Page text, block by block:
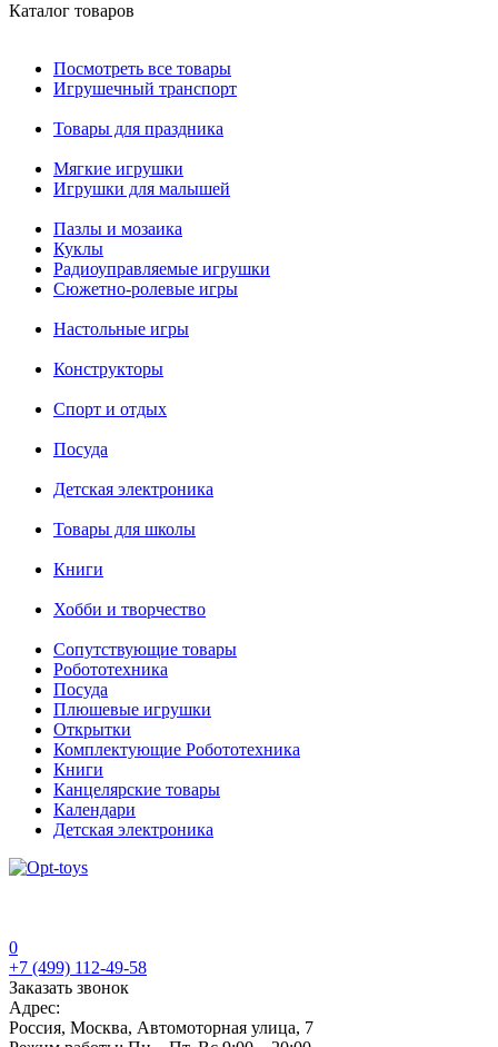
Каталог товаров
Посмотреть все товары
Игрушечный транспорт
Товары для праздника
Мягкие игрушки
Игрушки для малышей
Пазлы и мозаика
Куклы
Радиоуправляемые игрушки
Сюжетно-ролевые игры
Настольные игры
Конструкторы
Спорт и отдых
Посуда
Детская электроника
Товары для школы
Книги
Хобби и творчество
Сопутствующие товары
Робототехника
Посуда
Плюшевые игрушки
Открытки
Комплектующие Робототехника
Книги
Канцелярские товары
Календари
Детская электроника
0
+7 (499) 112-49-58
Заказать звонок
Адрес:
Россия, Москва, Автомоторная улица, 7